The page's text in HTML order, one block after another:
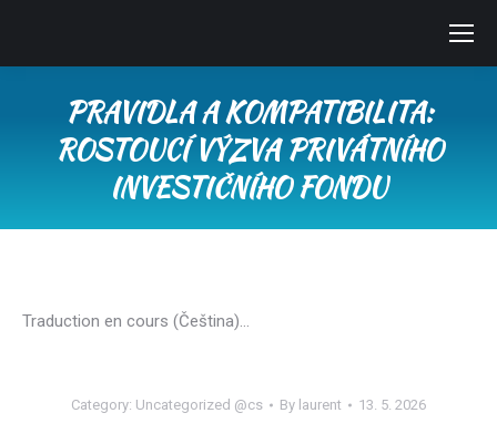
PRAVIDLA A KOMPATIBILITA:
ROSTOUCÍ VÝZVA PRIVÁTNÍHO
INVESTIČNÍHO FONDU
Traduction en cours (Čeština)…
Category: Uncategorized @cs By laurent 13. 5. 2026